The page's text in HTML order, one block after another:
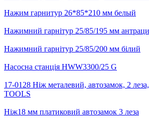
Нажим гарнитур 26*85*210 мм белый
Нажимний гарнітур 25/85/195 мм
Нажимний гарнітур 25/85/200 мм білий
Насосна станція HWW3300/25 G
17-0128 Ніж металевий, автозамок, 2
TOOLS
Ніж18 мм платиковий автозамок 3 леза